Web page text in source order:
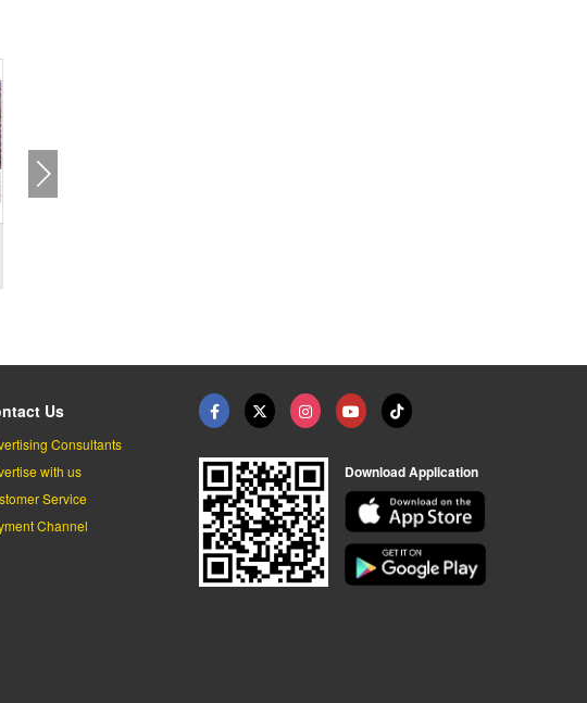
Us
Consultants
with us
Service
Channel
Download Application